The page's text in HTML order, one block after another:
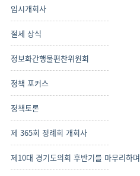
임시개회사
절세 상식
정보화간행물편찬위원회
정책 포커스
정책토론
제 365회 정례회 개회사
제10대 경기도의회 후반기를 마무리하며